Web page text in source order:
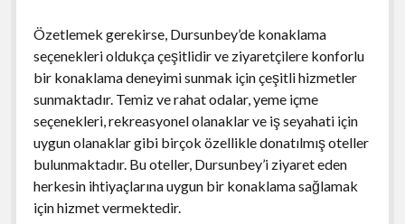
Özetlemek gerekirse, Dursunbey’de konaklama
seçenekleri oldukça çeşitlidir ve ziyaretçilere konforlu
bir konaklama deneyimi sunmak için çeşitli hizmetler
sunmaktadır. Temiz ve rahat odalar, yeme içme
seçenekleri, rekreasyonel olanaklar ve iş seyahati için
uygun olanaklar gibi birçok özellikle donatılmış oteller
bulunmaktadır. Bu oteller, Dursunbey’i ziyaret eden
herkesin ihtiyaçlarına uygun bir konaklama sağlamak
için hizmet vermektedir.